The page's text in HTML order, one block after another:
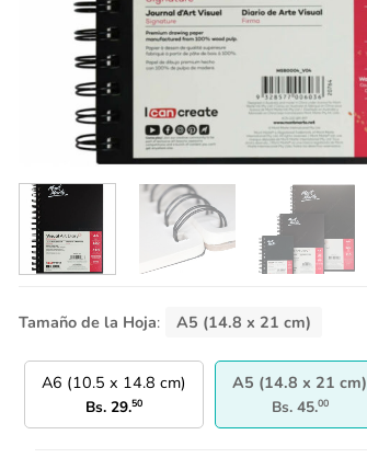
Tamaño de la Hoja: A5 (14.8 x 21 cm)
A6 (10.5 x 14.8 cm)
Bs. 29.50
A5 (14.8 x 21 cm)
Bs. 45.00